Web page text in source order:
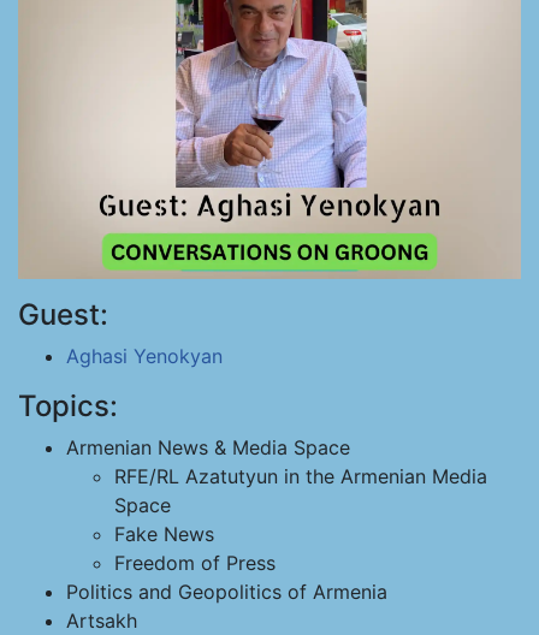
Guest:
Aghasi Yenokyan
Topics:
Armenian News & Media Space
RFE/RL Azatutyun in the Armenian Media
Space
Fake News
Freedom of Press
Politics and Geopolitics of Armenia
Artsakh